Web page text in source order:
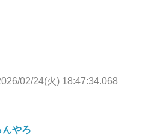
02/24(火) 18:47:34.068
んやろ